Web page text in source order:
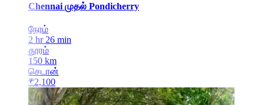
Chennai முதல் Pondicherry
நேரம்
2 hr 26 min
தூரம்
150 km
செடான்
₹2,100